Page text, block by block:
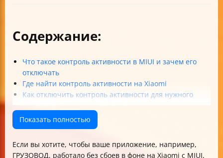
Содержание:
Что такое контроль активности в MIUI и зачем его
отключать
Где найти контроль активности на Xiaomi
Как отключить контроль активности для нужного
Как закрепить приложение на панели открытых
приложений
работы в фоне
Показать полностью
Если вы хотите, чтобы ваше приложение, например,
ГРУЗОВОД, работало без сбоев в фоне на Xiaomi с MIUI,